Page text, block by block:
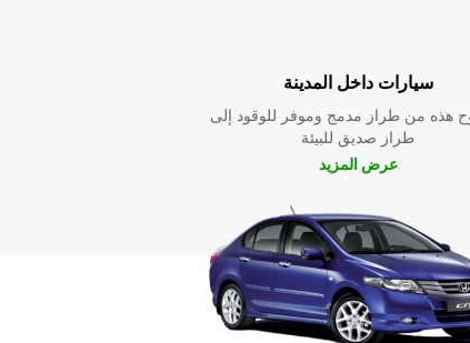
سيارات داخل المدينة
هذه من طراز مدمج وموفر للوقود إلى
طراز صديق للبيئة
عرض المزيد